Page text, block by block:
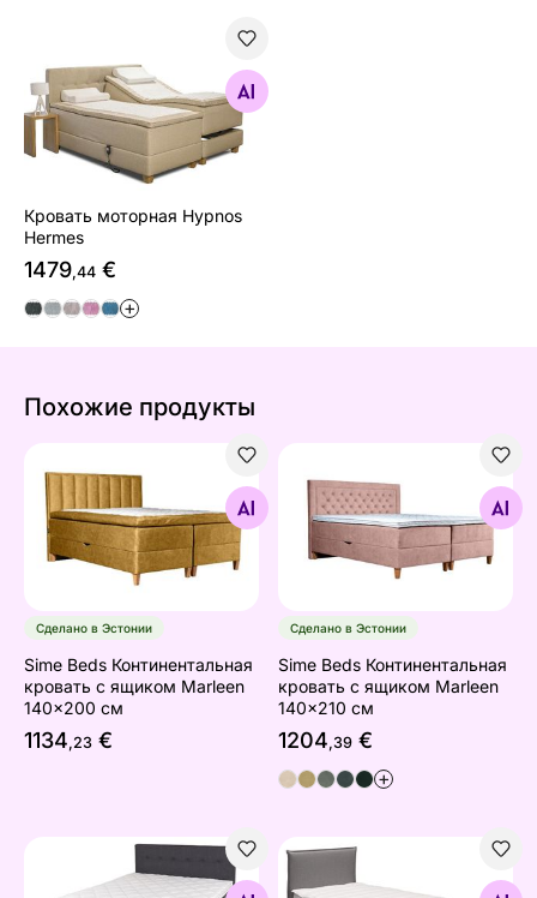
Кровать моторная Hypnos Hermes
Найдите похожие
Кровать моторная Hypnos
Hermes
1479,44 €
+
Похожие продукты
Sime Beds Континентальная кровать с ящиком
Найдите похожие
Сделано в Эстонии
Sime Beds Континентальная
кровать с ящиком Marleen
140x200 см
1134,23 €
Sime Beds
Найдите похожие
Сделано в Эстонии
Sime Beds Континентальная
кровать с ящиком Marleen
140x210 см
1204,39 €
+
Комплект кровати Hypnos Helena 140x200 cm с
Hypnos комплект кровати